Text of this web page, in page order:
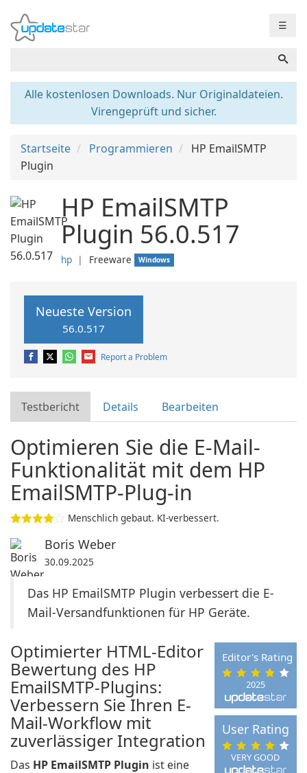
☰
Alle kostenlosen Downloads. Nur Originaldateien.
Virengeprüft und sicher.
Startseite Programmieren
HP EmailSMTP
Plugin
HP EmailSMTP
Plugin 56.0.517
hp ❘ Freeware Windows
Neueste Version
56.0.517
Report a Problem
Testbericht Details Bearbeiten
Optimieren Sie die E-Mail-
Funktionalität mit dem HP
EmailSMTP-Plug-in
Menschlich gebaut. KI-verbessert.
Boris Weber
30.09.2025
Das HP EmailSMTP Plugin verbessert die E-
Mail-Versandfunktionen für HP Geräte.
2025
Editor's Rating
VERY GOOD
User Rating
Optimierter HTML-Editor
Bewertung des HP
EmailSMTP-Plugins:
Verbessern Sie Ihren E-
Mail-Workflow mit
zuverlässiger Integration
Das HP EmailSMTP Plugin ist eine